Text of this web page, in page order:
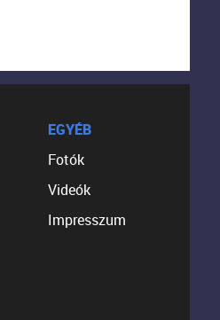
EGYÉB
Fotók
Videók
Impresszum